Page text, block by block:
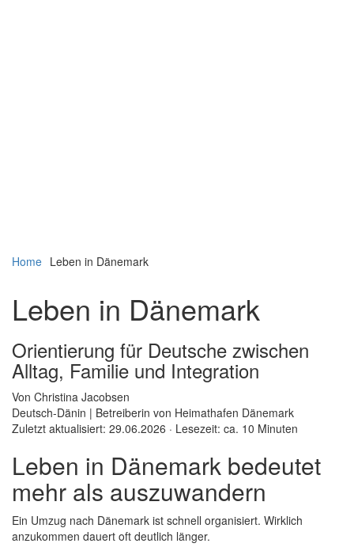
Navigation
Navigation
Home Leben in Dänemark
Leben in Dänemark
Orientierung für Deutsche zwischen
Alltag, Familie und Integration
Von Christina Jacobsen
Deutsch-Dänin | Betreiberin von Heimathafen Dänemark
Zuletzt aktualisiert: 29.06.2026 · Lesezeit: ca. 10 Minuten
Leben in Dänemark bedeutet
mehr als auszuwandern​
Ein Umzug nach Dänemark ist schnell organisiert. Wirklich
anzukommen dauert oft deutlich länger.